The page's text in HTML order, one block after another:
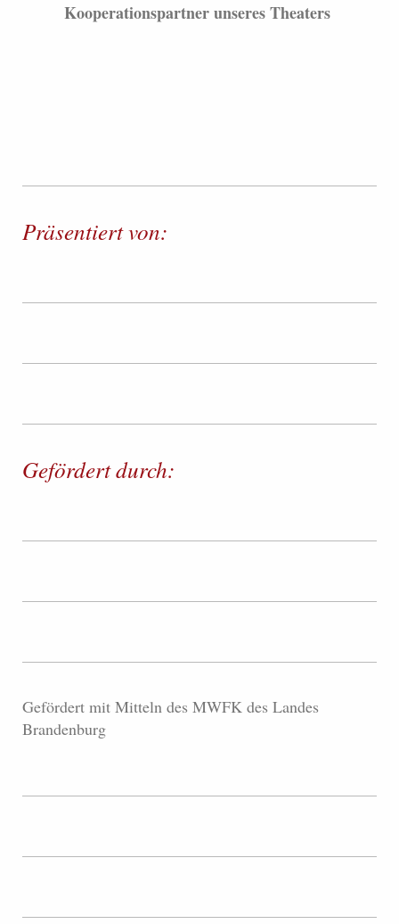
Kooperationspartner unseres Theaters
Präsentiert von:
Gefördert durch:
Gefördert mit Mitteln des MWFK des Landes
Brandenburg